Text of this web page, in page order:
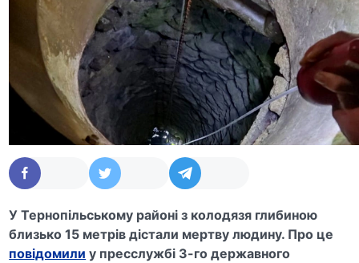
У Тернопільському районі з колодязя глибиною
близько 15 метрів дістали мертву людину. Про це
повідомили у пресслужбі 3-го державного